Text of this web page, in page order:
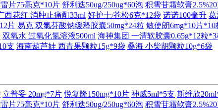
片75毫克*10片 舒利迭50ug/250ug*60泡 积雪苷霜软膏
西花红 消肿止痛酊33ml 好护士/苍松6克*12袋 诺诺100毫升 葛
片 易克 双氯芬酸钠缓释胶囊50mg*24粒 敏使朗6mg*10片*10
双氧水 过氧化氢溶液500ml 海神集团 一清软胶囊0.65g*12粒*3
支 海南葫芦娃 西青果颗粒15g*9袋 桑海 小柴胡颗粒10g*6袋
立普妥 20mg*7片 悦复隆150mg*10片 神威5ml*5支 斯维欣
片75毫克*10片 舒利迭50ug/250ug*60泡 积雪苷霜软膏